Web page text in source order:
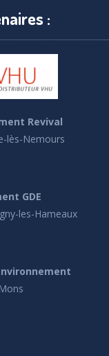
:
Revival
lès-Nemours
GDE
les-Hameaux